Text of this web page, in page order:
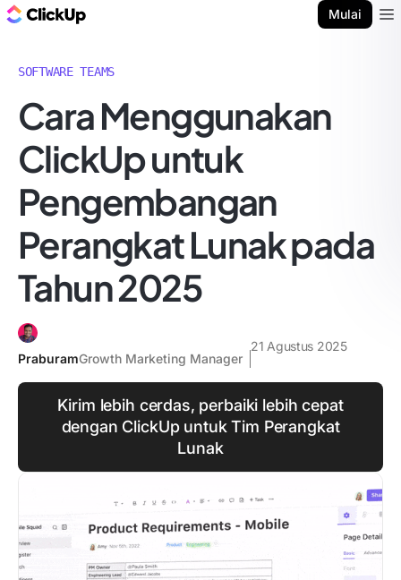
Mulai
SOFTWARE TEAMS
Cara Menggunakan
ClickUp untuk
Pengembangan
Perangkat Lunak pada
Tahun 2025
PraburamGrowth Marketing Manager
21 Agustus 2025
Kirim lebih cerdas, perbaiki lebih cepat
dengan ClickUp untuk Tim Perangkat
Lunak